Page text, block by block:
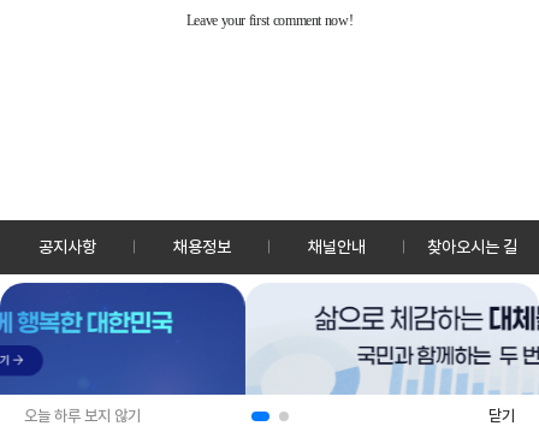
오늘 하루 보지 않기 닫기
공지사항 채용정보 채널안내 찾아오시는 길
30128 세종특별자치시 정부2청사로 13 한국정책방송원 KTV
TEL: 044-204-8000
Copyrightⓒ KTV 국민방송 All Rights Reserved.
앱 다운로드